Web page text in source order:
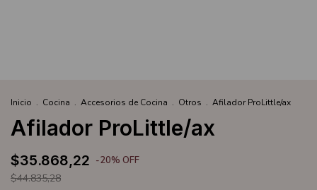
Inicio . Cocina . Accesorios de Cocina . Otros . Afilador ProLittle/ax
Afilador ProLittle/ax
$35.868,22 -20% OFF
$44.835,28